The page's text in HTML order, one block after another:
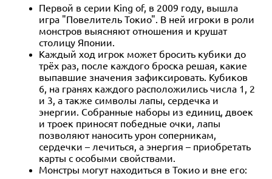
Первой в серии King of, в 2009 году, вышла
игра "Повелитель Токио". В ней игроки в роли
монстров выясняют отношения и крушат
столицу Японии.
Каждый ход игрок может бросить кубики до
трёх раз, после каждого броска решая, какие
выпавшие значения зафиксировать. Кубиков
6, на гранях каждого расположились числа 1, 2
и 3, а также символы лапы, сердечка и
энергии. Собранные наборы из единиц, двоек
и троек приносят победные очки, лапы
позволяют наносить урон соперникам,
сердечки – лечиться, а энергия – приобретать
карты с особыми свойствами.
Монстры могут находиться в Токио и вне его: